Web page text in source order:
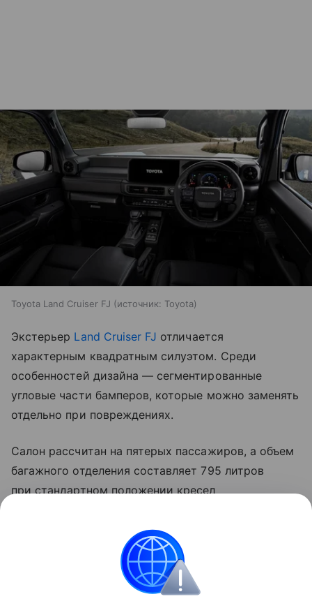
Toyota Land Cruiser FJ источник: Toyota
Экстерьер Land Cruiser FJ отличается
характерным квадратным силуэтом. Среди
особенностей дизайна — сегментированные
угловые части бамперов, которые можно заменять
отдельно при повреждениях.
Салон рассчитан на пятерых пассажиров, а объем
багажного отделения составляет 795 литров
при стандартном положении кресел